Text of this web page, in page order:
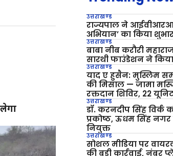
उत्तराखण्ड
राज्यपाल ने
अभियान’ का किया
उत्तराखण्ड
बाबा नीब करौरी
सारथी फाउंडेशन ने
उत्तराखण्ड
याद ए हुसैन: मुस्लिम
की मिसाल — जामा
रक्तदान शिविर, 22
उत्तराखण्ड
डॉ. करनदीप सिंह विर्क
प्रकोष्ठ, ऊधम सिंह
नियुक्त
उत्तराखण्ड
सोशल मीडिया पर
की बड़ी कार्रवाई,